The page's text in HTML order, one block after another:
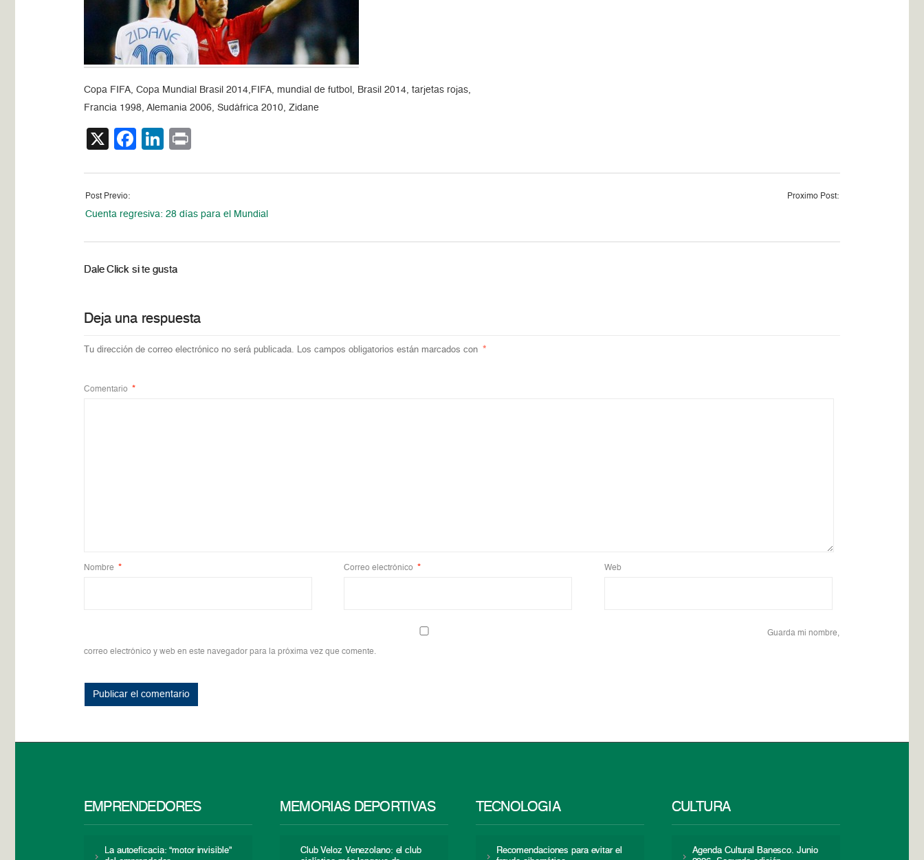
Copa FIFA, Copa Mundial Brasil 2014,FIFA, mundial de futbol, Brasil 2014, tarjetas rojas,
Francia 1998, Alemania 2006, Sudáfrica 2010, Zidane
X Facebook
LinkedIn
Post Previo:
Cuenta regresiva: 28 días para el Mundial
Proximo Post:
Dale Click si te gusta
Deja una respuesta
Tu dirección de correo electrónico no será publicada. Los campos obligatorios están marcados con *
Comentario *
Nombre * Correo electrónico * Web
Guarda mi nombre,
correo electrónico y web en este navegador para la próxima vez que comente.
EMPRENDEDORES
La autoeficacia: “motor invisible”
MEMORIAS DEPORTIVAS
Club Veloz Venezolano: el club
TECNOLOGÍA
Recomendaciones para evitar el
CULTURA
Agenda Cultural Banesco. Junio